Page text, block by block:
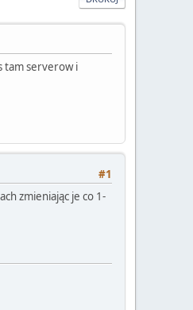
tam serverow i
#1
zmieniając je co 1-